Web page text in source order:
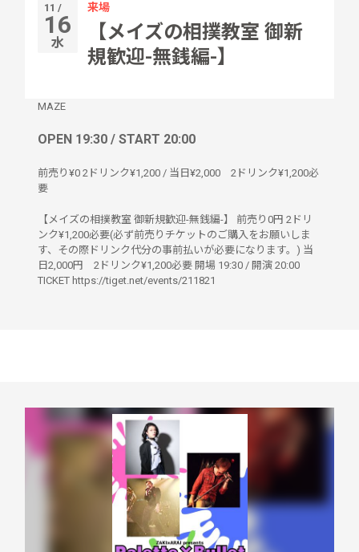
11 /
16
水
来場
【メイズの相撲教室 御新
規歓迎-無銭編-】
MAZE
OPEN 19:30 / START 20:00
前売り¥0 2ドリンク¥1,200 / 当日¥2,000 2ドリンク¥1,200必
要
【メイズの相撲教室 御新規歓迎-無銭編-】 前売り0円 2ドリ
ンク¥1,200必要(必ず前売りチケットのご購入をお願いしま
す、その際ドリンク代分の事前払いが必要になります。) 当
日2,000円 2ドリンク¥1,200必要 開場 19:30 / 開演 20:00
TICKET https://tiget.net/events/211821